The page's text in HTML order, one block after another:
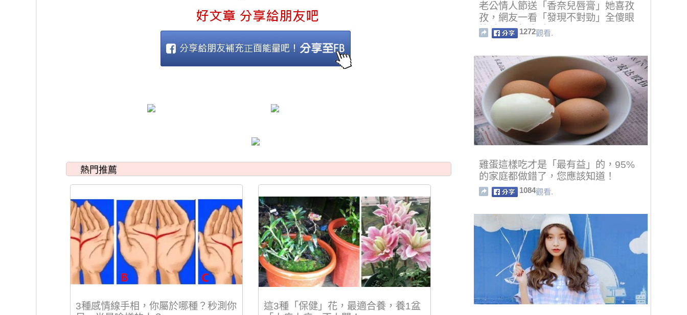
熱門推薦
3種感情線手相，你屬於哪種？秒測你
這3種「保健」花，最適合養，養1盆
老公情人節送「香奈兒唇膏」她喜孜
孜，網友一看「發現不對勁」全傻眼
笑喊：是想分手嗎！
1272觀看.
雞蛋這樣吃才是「最有益」的，95%
的家庭都做錯了，您應該知道！
1084觀看.